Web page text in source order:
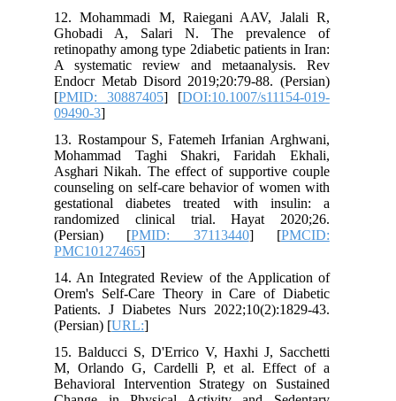
12. Mohammadi M, Raiegani AAV, Jalali R,
Ghobadi A, Salari N. The prevalence of
retinopathy among type 2diabetic patients in Iran:
A systematic review and metaanalysis. Rev
Endocr Metab Disord 2019;20:79-88. (Persian)
[PMID: 30887405 ] [DOI:10.1007/s11154-019-
09490-3
13. Rostampour S, Fatemeh Irfanian Arghwani,
Mohammad Taghi Shakri, Faridah Ekhali,
Asghari Nikah. The effect of supportive couple
counseling on self-care behavior of women with
gestational diabetes treated with insulin: a
randomized clinical trial. Hayat 2020;26.‎
(Persian) [PMID: 37113440 ] [PMCID:
PMC10127465
14. An Integrated Review of the Application of
Orem's Self-Care Theory in Care of Diabetic
Patients. J Diabetes Nurs 2022;10(2):1829-43.
(Persian) [URL:
15. Balducci S, D'Errico V, Haxhi J, Sacchetti
M, Orlando G, Cardelli P, et al. Effect of a
Behavioral Intervention Strategy on Sustained